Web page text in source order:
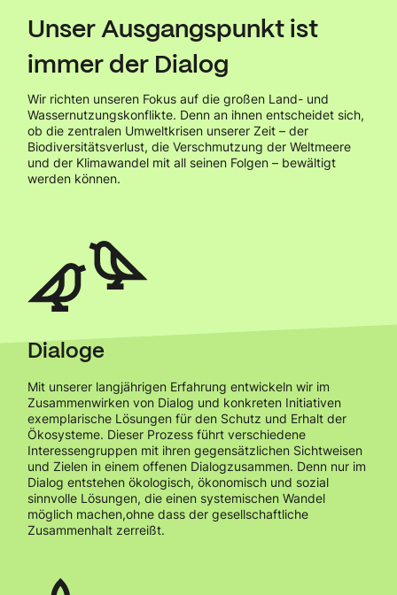
Unser Ausgangspunkt ist
immer der Dialog
Wir richten unseren Fokus auf die großen Land- und
Wassernutzungskonflikte. Denn an ihnen entscheidet sich,
ob die zentralen Umweltkrisen unserer Zeit – der
Biodiversitätsverlust, die Verschmutzung der Weltmeere
und der Klimawandel mit all seinen Folgen – bewältigt
werden können.
Dialoge
Mit unserer langjährigen Erfahrung entwickeln wir im
Zusammenwirken von Dialog und konkreten Initiativen
exemplarische Lösungen für den Schutz und Erhalt der
Ökosysteme. Dieser Prozess führt verschiedene
Interessengruppen mit ihren gegensätzlichen Sichtweisen
und Zielen in einem offenen Dialogzusammen. Denn nur im
Dialog entstehen ökologisch, ökonomisch und sozial
sinnvolle Lösungen, die einen systemischen Wandel
möglich machen,ohne dass der gesellschaftliche
Zusammenhalt zerreißt.